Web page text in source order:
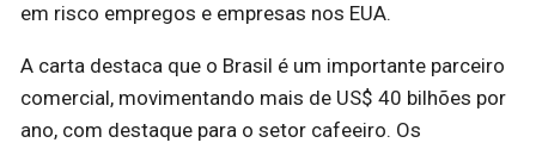
em risco empregos e empresas nos EUA.
A carta destaca que o Brasil é um importante parceiro
comercial, movimentando mais de US$ 40 bilhões por
ano, com destaque para o setor cafeeiro. Os